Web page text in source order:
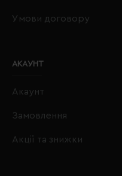
Умови договору
АКАУНТ
Акаунт
Замовлення
Акції та знижки